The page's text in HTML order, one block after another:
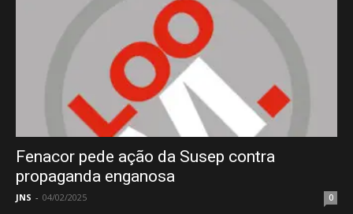
Fenacor pede ação da Susep contra
propaganda enganosa
JNS - 04/02/2025 0